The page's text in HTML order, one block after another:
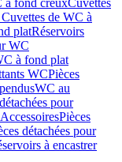
à fond creuxCuvettes
de WC à
platRéservoirs
WC
à fond plat
WCPièces
WC au
pour
AccessoiresPièces
détachées pour
à encastrer